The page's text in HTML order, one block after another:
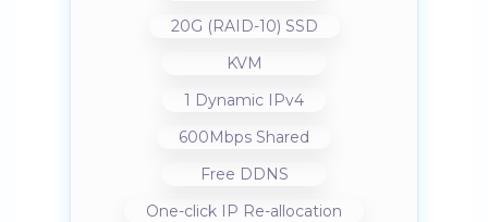
20G (RAID-10) SSD
KVM
1 Dynamic IPv4
600Mbps Shared
Free DDNS
One-click IP Re-allocation